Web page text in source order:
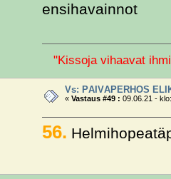
ensihavainnot
"Kissoja vihaavat
Vs: PÄIVÄPERHOS
«Vastaus #49 : 09.06.21 -
56.